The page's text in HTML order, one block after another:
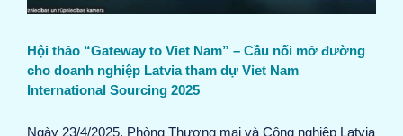
Hội thảo “Gateway to Viet Nam” – Cầu nối mở đường
cho doanh nghiệp Latvia tham dự Viet Nam
International Sourcing 2025
Ngày 23/4/2025, Phòng Thương mại và Công nghiệp Latvia